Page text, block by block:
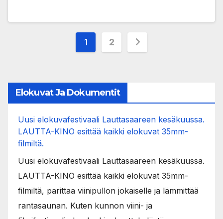
Posts
1 2
Elokuvat Ja Dokumentit
Uusi elokuvafestivaali Lauttasaareen kesäkuussa.
LAUTTA-KINO esittää kaikki elokuvat 35mm-
filmiltä.
Uusi elokuvafestivaali Lauttasaareen kesäkuussa.
LAUTTA-KINO esittää kaikki elokuvat 35mm-
filmiltä, parittaa viinipullon jokaiselle ja lämmittää
rantasaunan. Kuten kunnon viini- ja